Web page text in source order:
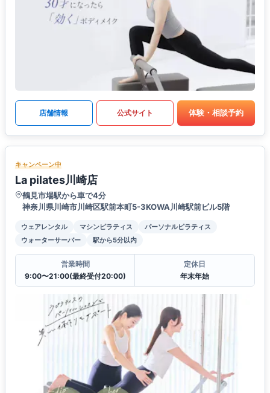
店舗情報 公式サイト 体験・相談予約
キャンペーン中
La pilates川崎店
鶴見市場駅から車で4分
神奈川県川崎市川崎区駅前本町5-3KOWA川崎駅前ビル5階
ウェアレンタル マシンピラティス
パーソナルピラティス
ウォーターサーバー
駅から5分以内
営業時間
9:00〜21:00(最終受付20:00)
定休日
年末年始